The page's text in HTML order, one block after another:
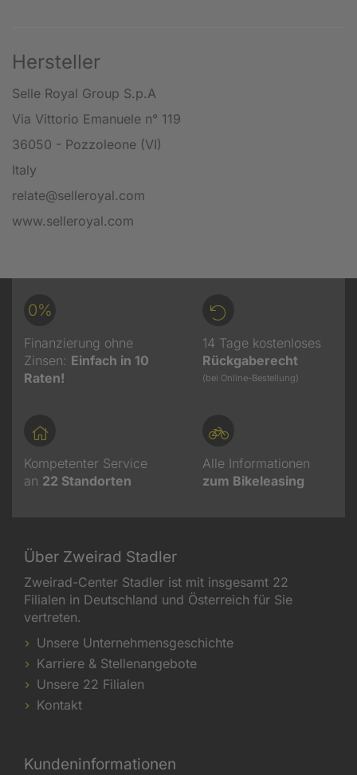
Hersteller
Selle Royal Group S.p.A
Via Vittorio Emanuele n° 119
36050 - Pozzoleone (VI)
Italy
relate@selleroyal.com
www.selleroyal.com
0%
Finanzierung ohne
Zinsen: Einfach in 10
Raten!
14 Tage kostenloses
Rückgaberecht
(bei Online-Bestellung)
Kompetenter Service
an 22 Standorten
Alle Informationen
zum Bikeleasing
Über Zweirad Stadler
Zweirad-Center Stadler ist mit insgesamt 22
Filialen in Deutschland und Österreich für Sie
vertreten.
Unsere Unternehmensgeschichte
Karriere & Stellenangebote
Unsere 22 Filialen
Kontakt
Kundeninformationen